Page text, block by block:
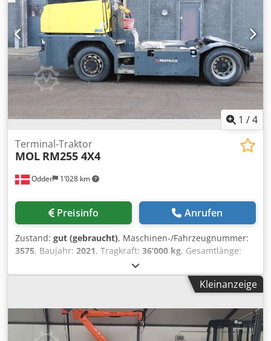
1 /4
Odder 1’028 km
Terminal-Traktor
MOL RM255 4X4
Preisinfo Anrufen
Zustand: gut (gebraucht), Maschinen-/Fahrzeugnummer:
3575, Baujahr: 2021, Tragkraft: 36’000 kg, Gesamtlänge:
2’550 mm
11’000 kg, zusätzliche Ausstattungsmerkmale:Dual tread,
Warning triangle, Centralized greasing system, NATO-
Uniktruck Wheel type – Drive wheel: Pneumatic Wheel type
– Steering wheel: Pneumatic Wheel size – Drive wheel:
Kleinanzeige